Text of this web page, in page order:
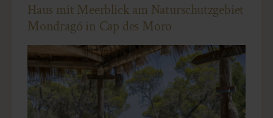
Haus mit Meerblick am Naturschutzgebiet
Mondragó in Cap des Moro